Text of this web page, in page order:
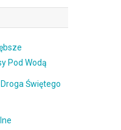
Pod Wodą
Świętego